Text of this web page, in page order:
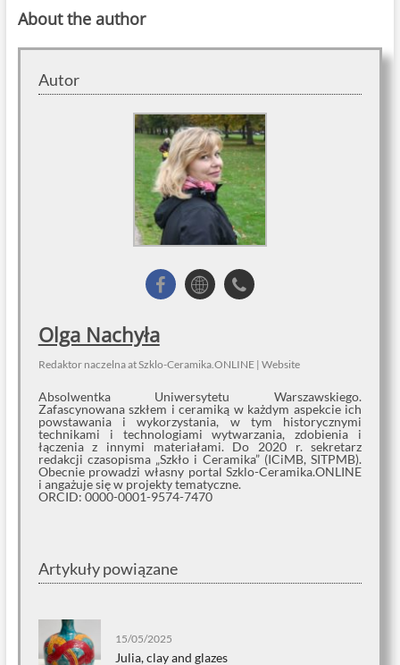
About the author
Autor
Olga Nachyła
Redaktor naczelnaatSzklo-Ceramika.ONLINE | Website
Absolwentka Uniwersytetu Warszawskiego.
Zafascynowana szkłem i ceramiką w każdym aspekcie ich
powstawania i wykorzystania, w tym historycznymi
technikami i technologiami wytwarzania, zdobienia i
łączenia z innymi materiałami. Do 2020 r. sekretarz
redakcji czasopisma „Szkło i Ceramika” (ICiMB, SITPMB).
Obecnie prowadzi własny portal Szklo-Ceramika.ONLINE
i angażuje się w projekty tematyczne.
ORCID: 0000-0001-9574-7470
Artykuły powiązane
15/05/2025
Julia, clay and glazes